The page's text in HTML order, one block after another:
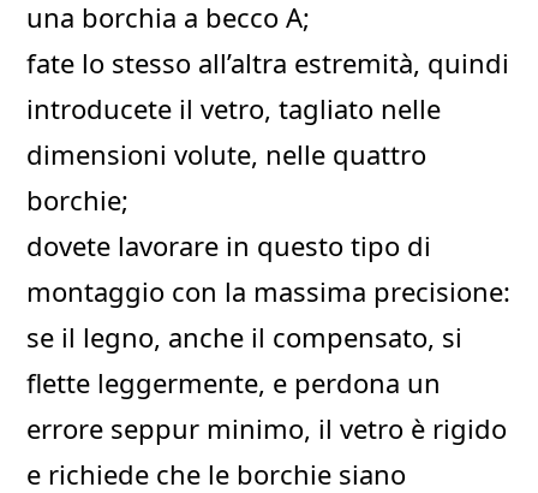
una borchia a becco A;
fate lo stesso all’altra estremità, quindi
introducete il vetro, tagliato nelle
dimensioni volute, nelle quattro
borchie;
dovete lavorare in questo tipo di
montaggio con la massima precisione:
se il legno, anche il compensato, si
flette leggermente, e perdona un
errore seppur minimo, il vetro è rigido
e richiede che le borchie siano